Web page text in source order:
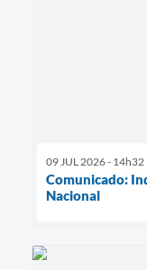
09 JUL 2026 - 14h32
Comunicado:
Nacional